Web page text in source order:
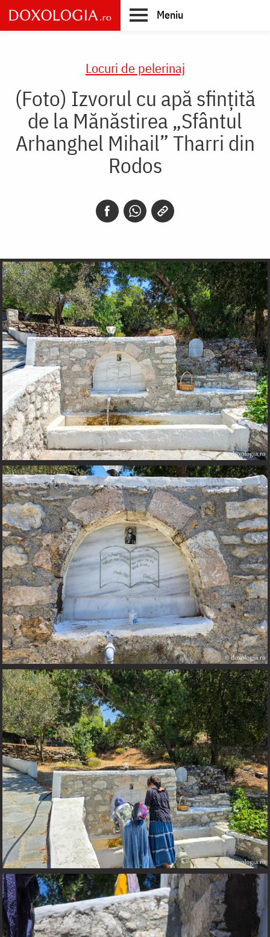
Skip
to
main
Meniu
Locuri de pelerinaj
(Foto) Izvorul cu apă sfințită
de la Mănăstirea „Sfântul
Arhanghel Mihail” Tharri din
Rodos